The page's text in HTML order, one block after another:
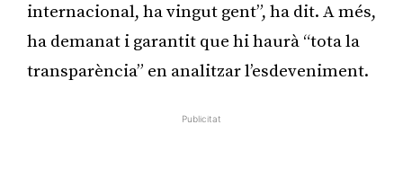
internacional, ha vingut gent”, ha dit. A més,
ha demanat i garantit que hi haurà “tota la
transparència” en analitzar l’esdeveniment.
Publicitat